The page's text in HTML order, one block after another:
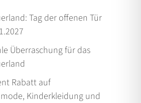
Tag der offenen Tür
Überraschung für das
Rabatt auf
Kinderkleidung und